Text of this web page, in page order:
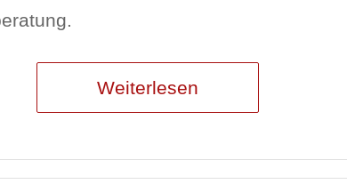
Weiterlesen